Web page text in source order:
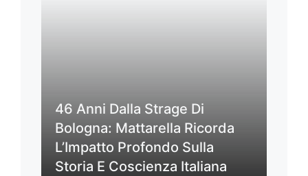
46 Anni Dalla Strage Di
Bologna: Mattarella Ricorda
L’Impatto Profondo Sulla
Storia E Coscienza Italiana